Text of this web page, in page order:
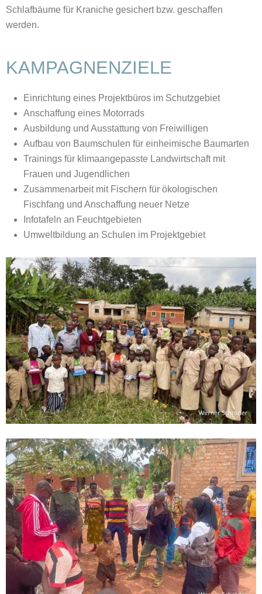
Schlafbäume für Kraniche gesichert bzw. geschaffen
werden.
KAMPAGNENZIELE
Einrichtung eines Projektbüros im Schutzgebiet
Anschaffung eines Motorrads
Ausbildung und Ausstattung von Freiwilligen
Aufbau von Baumschulen für einheimische Baumarten
Trainings für klimaangepasste Landwirtschaft mit
Frauen und Jugendlichen
Zusammenarbeit mit Fischern für ökologischen
Fischfang und Anschaffung neuer Netze
Infotafeln an Feuchtgebieten
Umweltbildung an Schulen im Projektgebiet